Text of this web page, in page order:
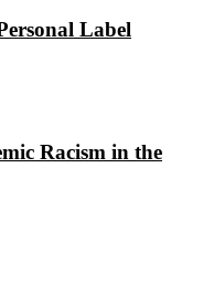
Label
Racism in the